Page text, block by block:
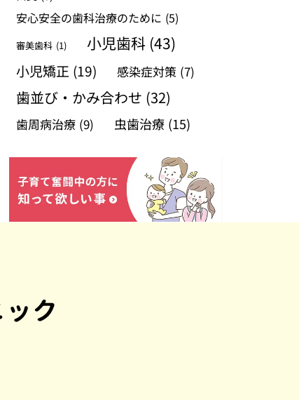
安心安全の歯科治療のために (5)
審美歯科 (1) 小児歯科 (43)
小児矯正 (19) 感染症対策 (7)
歯並び・かみ合わせ (32)
歯周病治療 (9) 虫歯治療 (15)